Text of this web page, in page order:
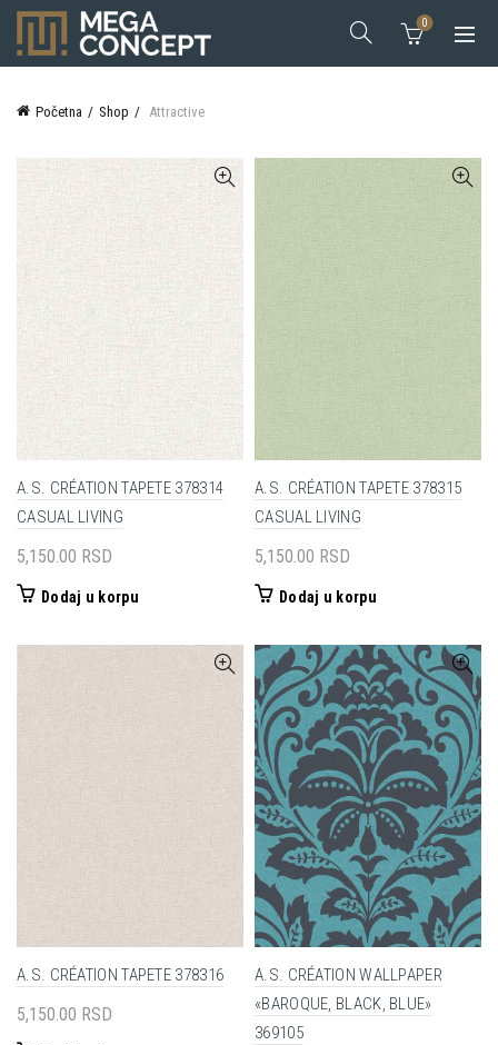
0
Početna Shop Attractive
A.S. CRÉATION TAPETE 378314
CASUAL LIVING
5,150.00 RSD
Dodaj u korpu
A.S. CRÉATION TAPETE 378315
CASUAL LIVING
5,150.00 RSD
Dodaj u korpu
A.S. CRÉATION TAPETE 378316
5,150.00 RSD
A.S. CRÉATION WALLPAPER
«BAROQUE, BLACK, BLUE»
369105